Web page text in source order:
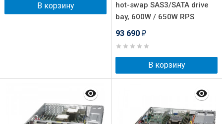
В корзину
hot-swap SAS3/SATA drive
bay, 600W / 650W RPS
93 690 ₽
В корзину